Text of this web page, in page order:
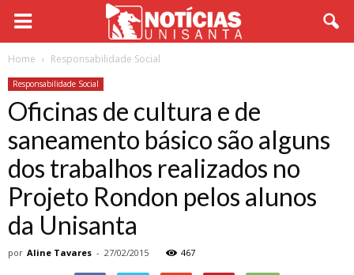
Home Responsabilidade Social
Responsabilidade Social
Oficinas de cultura e de
saneamento básico são alguns
dos trabalhos realizados no
Projeto Rondon pelos alunos
da Unisanta
por Aline Tavares - 27/02/2015 467